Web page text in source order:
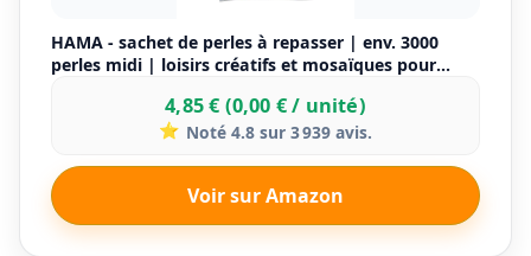
HAMA - sachet de perles à repasser | env. 3000
perles midi | loisirs créatifs et mosaïques pour
artisanale | mix 674,85 € (0,00 € / unité)
⭐ Noté 4.8 sur 3 939 avis.
Voir sur Amazon